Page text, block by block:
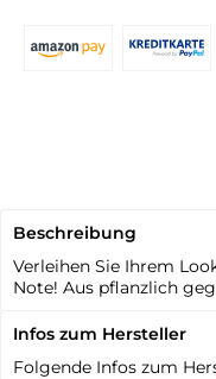
Beschreibung
Verleihen Sie Ihrem
Note! Aus pflanzlich
Infos zum Hersteller
Folgende Infos zum